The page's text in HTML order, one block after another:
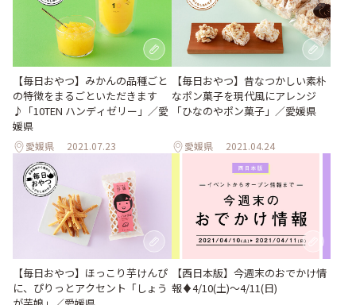
【毎日おやつ】みかんの品種ごと
の特徴をまるごといただきます
♪「10TEN ハンディゼリー」／愛
媛県
愛媛県 2021.07.23
【毎日おやつ】昔なつかしい素朴
なポン菓子を現代風にアレンジ
「ひなのやポン菓子」／愛媛県
愛媛県 2021.04.24
【毎日おやつ】ほっこり芋けんぴ
に、ぴりっとアクセント「しょう
【西日本版】今週末のおでかけ情
報♦︎4/10(土)〜4/11(日)